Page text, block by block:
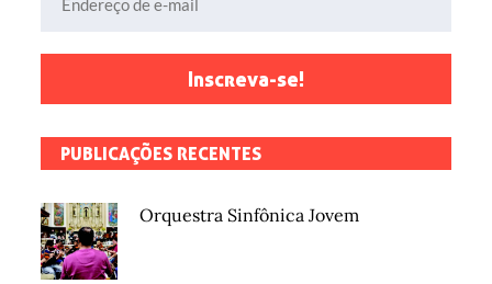
Inscreva-se!
PUBLICAÇÕES RECENTES
Orquestra Sinfônica Jovem